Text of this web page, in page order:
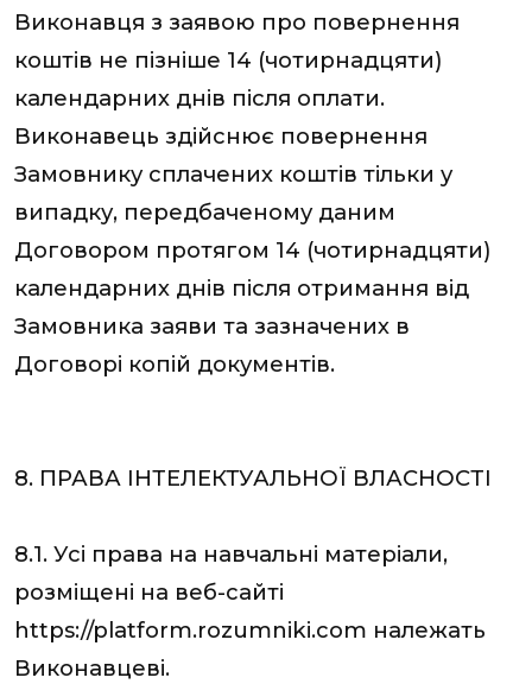
Виконавця з заявою про повернення
коштів не пізніше 14 (чотирнадцяти)
календарних днів після оплати.
Виконавець здійснює повернення
Замовнику сплачених коштів тільки у
випадку, передбаченому даним
Договором протягом 14 (чотирнадцяти)
календарних днів після отримання від
Замовника заяви та зазначених в
Договорі копій документів.
8. ПРАВА ІНТЕЛЕКТУАЛЬНОЇ ВЛАСНОСТІ
8.1. Усі права на навчальні матеріали,
розміщені на веб-сайті
https://platform.rozumniki.com належать
Виконавцеві.